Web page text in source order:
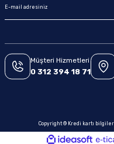
Müşteri Hizmetleri
0 312 394 18 71
Copyright © Kredi kartı
ideasoft